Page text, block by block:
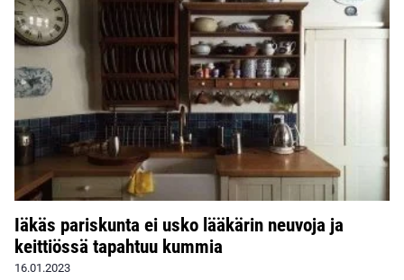
Iäkäs pariskunta ei usko lääkärin neuvoja ja
keittiössä tapahtuu kummia
16.01.2023